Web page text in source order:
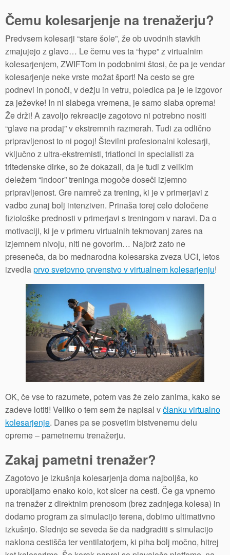
Čemu kolesarjenje na trenažerju?
Predvsem kolesarji “stare šole”, že ob uvodnih stavkih
zmajujejo z glavo… Le čemu ves ta “hype” z virtualnim
kolesarjenjem, ZWIFTom in podobnimi štosi, če pa je vendar
kolesarjenje neke vrste možat šport! Na cesto se gre
podnevi in ponoči, v dežju in vetru, poledica pa je le izgovor
za ježevke! In ni slabega vremena, je samo slaba oprema!
Že drži! A zavoljo rekreacije zagotovo ni potrebno nositi
“glave na prodaj” v ekstremnih razmerah. Tudi za odlično
pripravljenost to ni pogoj! Številni profesionalni kolesarji,
vključno z ultra-ekstremisti, triatlonci in specialisti za
tritedenske dirke, so že dokazali, da je tudi z velikim
deležem “indoor” treninga mogoče doseči izjemno
pripravljenost. Gre namreč za trening, ki je v primerjavi z
vadbo zunaj bolj intenziven. Prinaša torej celo določene
fiziološke prednosti v primerjavi s treningom v naravi. Da o
motivaciji, ki je v primeru virtualnih tekmovanj zares na
izjemnem nivoju, niti ne govorim… Najbrž zato ne
preseneča, da bo mednarodna kolesarska zveza UCI, letos
izvedlaprvo svetovno prvenstvo v virtualnem kolesarjenju!
OK, če vse to razumete, potem vas že zelo zanima, kako se
zadeve lotiti! Veliko o tem sem že napisal včlanku virtualno
kolesarjenje. Danes pa se posvetim bistvenemu delu
opreme – pametnemu trenažerju.
Zakaj pametni trenažer?
Zagotovo je izkušnja kolesarjenja doma najboljša, ko
uporabljamo enako kolo, kot sicer na cesti. Če ga vpnemo
na trenažer z direktnim prenosom (brez zadnjega kolesa) in
dodamo program za simulacijo terena, dobimo ultimativno
izkušnjo. Slednjo se seveda še da nadgraditi s simulacijo
naklona cestišča ter ventilatorjem, ki piha bolj močno, hitrej